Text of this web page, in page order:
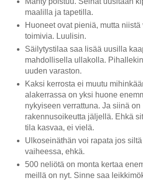
maalilla ja tapetilla.
Huoneet ovat pieniä, mutta
toimivia. Luulisin.
Säilytystilaa saa lisää uusilla
mahdollisella ullakolla.
uuden varaston.
Kaksi kerrosta ei muutu
alakerrassa on yksi huone
nykyiseen verrattuna. Ja siinä on
rakennusoikeutta jäljellä. Ehkä
tila kasvaa, ei vielä.
Ulkoseinäthän voi rapata jos
vaiheessa, ehkä.
500 neliötä on monta kertaa
meillä on nyt. Sinne saa